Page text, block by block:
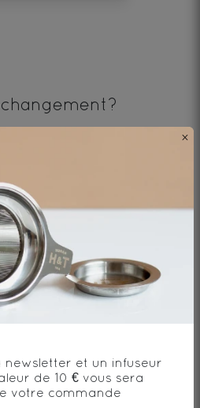
AJOUTER UN COMMENTAIRE
×
newsletter et un infuseur
de 10 € vous sera
votre commande